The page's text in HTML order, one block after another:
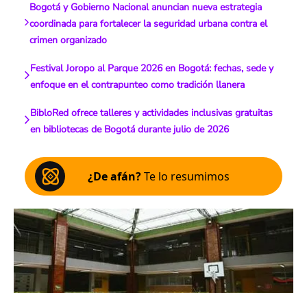
Bogotá y Gobierno Nacional anuncian nueva estrategia
coordinada para fortalecer la seguridad urbana contra el
crimen organizado
Festival Joropo al Parque 2026 en Bogotá: fechas, sede y
enfoque en el contrapunteo como tradición llanera
BibloRed ofrece talleres y actividades inclusivas gratuitas
en bibliotecas de Bogotá durante julio de 2026
¿De afán?Te lo resumimos